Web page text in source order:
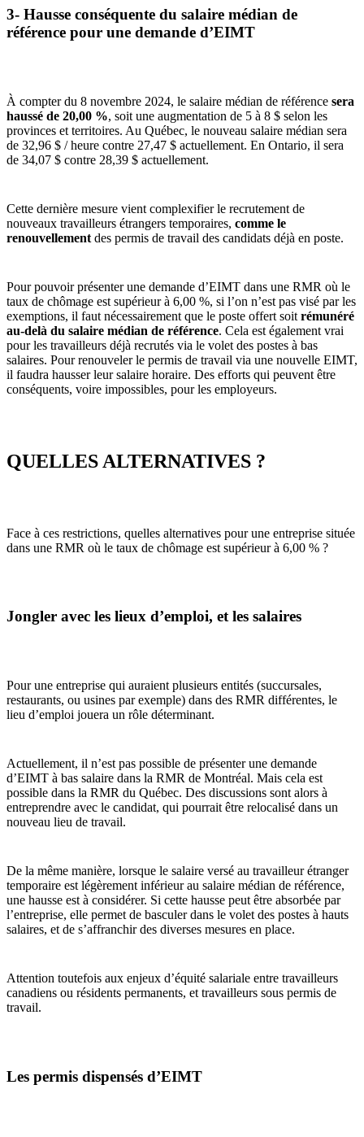
3- Hausse conséquente du salaire médian de
référence pour une demande d’EIMT
À compter du 8 novembre 2024, le salaire médian de référence sera
haussé de 20,00 %, soit une augmentation de 5 à 8 $ selon les
provinces et territoires. Au Québec, le nouveau salaire médian sera
de 32,96 $ / heure contre 27,47 $ actuellement. En Ontario, il sera
de 34,07 $ contre 28,39 $ actuellement.
Cette dernière mesure vient complexifier le recrutement de
nouveaux travailleurs étrangers temporaires, comme le
renouvellement des permis de travail des candidats déjà en poste.
Pour pouvoir présenter une demande d’EIMT dans une RMR où le
taux de chômage est supérieur à 6,00 %, si l’on n’est pas visé par les
exemptions, il faut nécessairement que le poste offert soit rémunéré
au-delà du salaire médian de référence. Cela est également vrai
pour les travailleurs déjà recrutés via le volet des postes à bas
salaires. Pour renouveler le permis de travail via une nouvelle EIMT,
il faudra hausser leur salaire horaire. Des efforts qui peuvent être
conséquents, voire impossibles, pour les employeurs.
QUELLES ALTERNATIVES ?
Face à ces restrictions, quelles alternatives pour une entreprise située
dans une RMR où le taux de chômage est supérieur à 6,00 % ?
Jongler avec les lieux d’emploi, et les salaires
Pour une entreprise qui auraient plusieurs entités (succursales,
restaurants, ou usines par exemple) dans des RMR différentes, le
lieu d’emploi jouera un rôle déterminant.
Actuellement, il n’est pas possible de présenter une demande
d’EIMT à bas salaire dans la RMR de Montréal. Mais cela est
possible dans la RMR du Québec. Des discussions sont alors à
entreprendre avec le candidat, qui pourrait être relocalisé dans un
nouveau lieu de travail.
De la même manière, lorsque le salaire versé au travailleur étranger
temporaire est légèrement inférieur au salaire médian de référence,
une hausse est à considérer. Si cette hausse peut être absorbée par
l’entreprise, elle permet de basculer dans le volet des postes à hauts
salaires, et de s’affranchir des diverses mesures en place.
Attention toutefois aux enjeux d’équité salariale entre travailleurs
canadiens ou résidents permanents, et travailleurs sous permis de
travail.
Les permis dispensés d’EIMT